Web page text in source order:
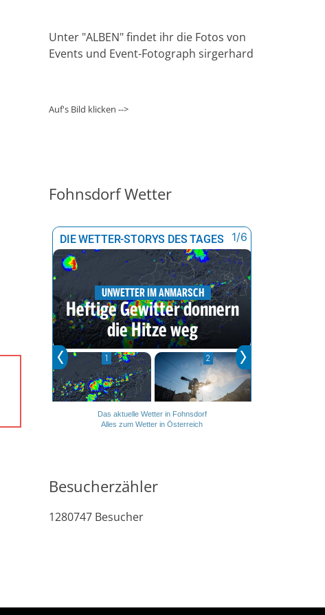
Unter "ALBEN" findet ihr die Fotos von
Events und Event-Fotograph sirgerhard
Auf's Bild klicken -->
Fohnsdorf Wetter
Das aktuelle Wetter in Fohnsdorf
Alles zum Wetter in Österreich
Besucherzähler
1280747 Besucher